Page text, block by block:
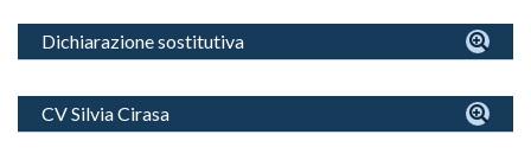
Dichiarazione sostitutiva
CV Silvia Cirasa